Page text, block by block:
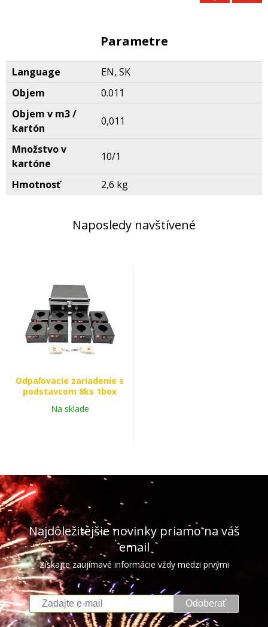
Parametre
Language
EN, SK
Objem
0.011
Objem v m3 /
kartón
0,011
Množstvo v
kartóne
10/1
Hmotnosť 2,6 kg
Naposledy navštívené
Odpaľovacie zariadenie s
podstavcom 8ks 1box
Na sklade
Najdôležitejšie novinky priamo na váš
email
Získajte zaujímavé informácie vždy medzi prvými
Odoberať